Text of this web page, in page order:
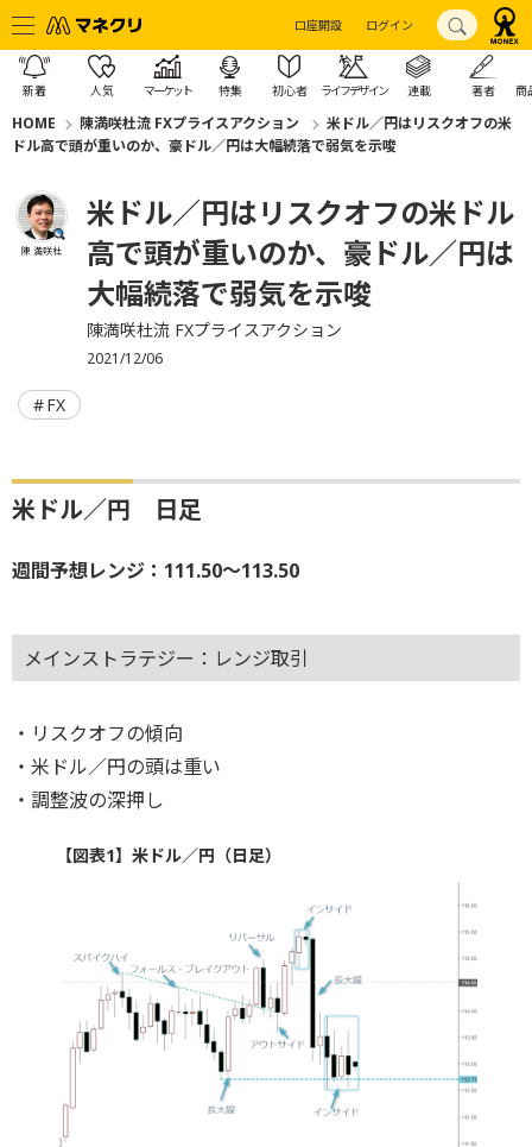
口座開設 ログイン
新着 人気 マーケット 特集 初心者 ライフデザイン 連載 著者 商
HOME 陳満咲杜流 FXプライスアクション
米ドル／円はリスクオフの米
ドル高で頭が重いのか、豪ドル／円は大幅続落で弱気を示唆
陳 満咲杜
米ドル／円はリスクオフの米ドル
高で頭が重いのか、豪ドル／円は
大幅続落で弱気を示唆
陳満咲杜流 FXプライスアクション
2021/12/06
FX
米ドル／円 日足
週間予想レンジ：111.50～113.50
メインストラテジー：レンジ取引
・リスクオフの傾向
・米ドル／円の頭は重い
・調整波の深押し
【図表1】米ドル／円（日足）